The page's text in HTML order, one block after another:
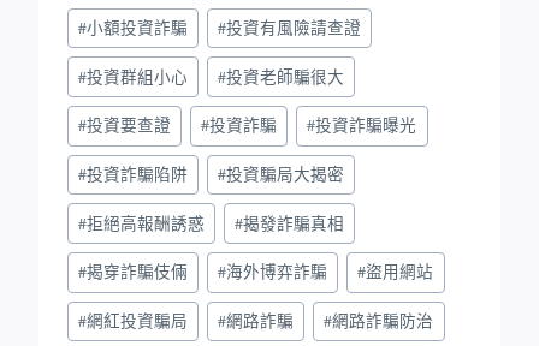
#小額投資詐騙 #投資有風險請查證
#投資群組小心 #投資老師騙很大
#投資要查證 #投資詐騙 #投資詐騙曝光
#投資詐騙陷阱 #投資騙局大揭密
#拒絕高報酬誘惑 #揭發詐騙真相
#揭穿詐騙伎倆 #海外博弈詐騙 #盜用網站
#網紅投資騙局 #網路詐騙 #網路詐騙防治